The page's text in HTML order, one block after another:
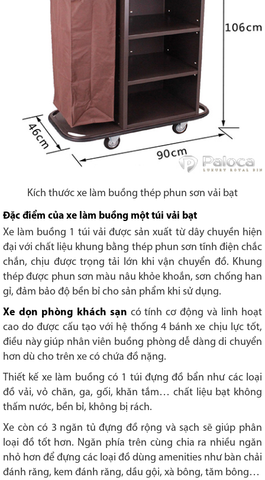
Kích thước xe làm buồng thép phun sơn vải bạt
Đặc điểm của xe làm buồng một túi vải bạt
Xe làm buồng 1 túi vải được sản xuất từ dây chuyền hiện
đại với chất liệu khung bằng thép phun sơn tĩnh điện chắc
chắn, chịu được trọng tải lớn khi vận chuyển đồ. Khung
thép được phun sơn màu nâu khỏe khoắn, sơn chống han
gỉ, đảm bảo độ bền bỉ cho sản phẩm khi sử dụng.
Xe dọn phòng khách sạn có tính cơ động và linh hoạt
cao do được cấu tạo với hệ thống 4 bánh xe chịu lực tốt,
điều này giúp nhân viên buồng phòng dễ dàng di chuyển
hơn dù cho trên xe có chứa đồ nặng.
Thiết kế xe làm buồng có 1 túi đựng đồ bẩn như các loại
đồ vải, vỏ chăn, ga, gối, khăn tắm… chất liệu bạt không
thấm nước, bền bỉ, không bị rách.
Xe còn có 3 ngăn tủ đựng đồ rộng và sạch sẽ giúp phân
loại đồ tốt hơn. Ngăn phía trên cùng chia ra nhiều ngăn
nhỏ hơn để đựng các loại đồ dùng amenities như bàn chải
đánh răng, kem đánh răng, dầu gội, xà bông, tăm bông…